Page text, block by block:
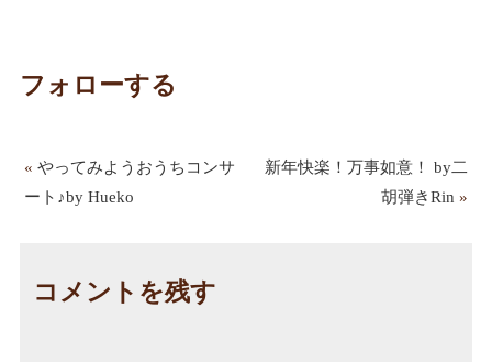
フォローする
«やってみようおうちコンサ
ート♪by Hueko
新年快楽！万事如意！ by二
胡弾きRin »
コメントを残す